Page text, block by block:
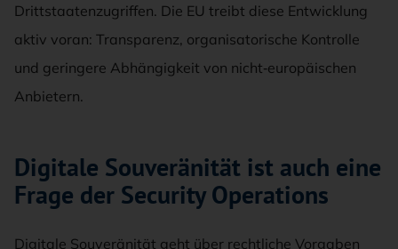
Drittstaatenzugriffen. Die EU treibt diese Entwicklung
aktiv voran: Transparenz, organisatorische Kontrolle
und geringere Abhängigkeit von nicht‑europäischen
Anbietern.
Digitale Souveränität ist auch eine
Frage der Security Operations
Digitale Souveränität geht über rechtliche Vorgaben